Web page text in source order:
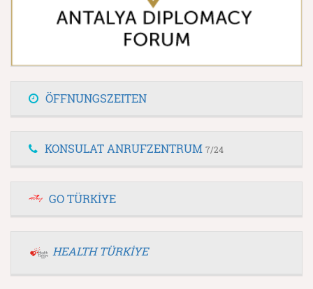
ÖFFNUNGSZEITEN
KONSULAT ANRUFZENTRUM 7/24
GO TÜRKİYE
HEALTH TÜRKİYE